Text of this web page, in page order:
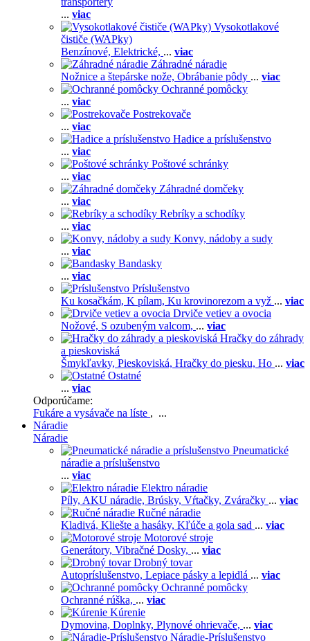
... viac
Vysokotlakové
čističe (WAPky)
Benzínové, Elektrické, ... viac
Záhradné náradie
Nožnice a štepárske nože, Obrábanie pôdy ... viac
Ochranné pomôcky
... viac
Postrekovače
... viac
Hadice a príslušenstvo
... viac
Poštové schránky
... viac
Záhradné domčeky
... viac
Rebríky a schodíky
... viac
Konvy, nádoby a sudy
... viac
Bandasky
... viac
Príslušenstvo
Ku kosačkám, K pílam, Ku krovinorezom a vyž ... viac
Drviče vetiev a ovocia
Nožové, S ozubeným valcom, ... viac
Hračky do záhrady
a pieskoviská
Šmykľavky, Pieskoviská, Hračky do piesku, Ho ... viac
Ostatné
... viac
Odporúčame:
Fukáre a vysávače na líste , ...
Náradie
Náradie
Pneumatické
náradie a príslušenstvo
... viac
Elektro náradie
Píly, AKU náradie, Brúsky, Vŕtačky, Zváračky ... viac
Ručné náradie
Kladivá, Kliešte a hasáky, Kľúče a gola sad ... viac
Motorové stroje
Generátory, Vibračné Dosky, ... viac
Drobný tovar
Autopríslušenstvo, Lepiace pásky a lepidlá ... viac
Ochranné pomôcky
Ochranné rúška, ... viac
Kúrenie
Dymovina, Doplnky, Plynové ohrievače, ... viac
Náradie-Príslušenstvo